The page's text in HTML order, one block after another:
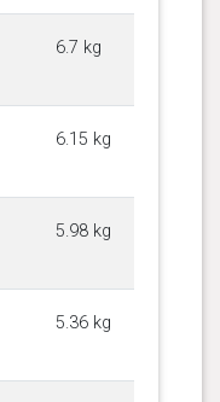
6.7 kg
6.15 kg
5.98 kg
5.36 kg